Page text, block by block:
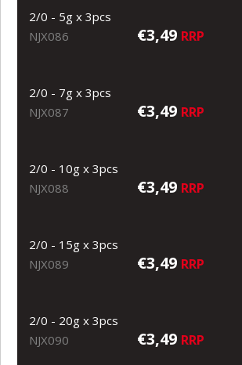
2/0 - 5g x 3pcs
NJX086
€3,49 RRP
2/0 - 7g x 3pcs
NJX087
€3,49 RRP
2/0 - 10g x 3pcs
NJX088
€3,49 RRP
2/0 - 15g x 3pcs
NJX089
€3,49 RRP
2/0 - 20g x 3pcs
NJX090
€3,49 RRP